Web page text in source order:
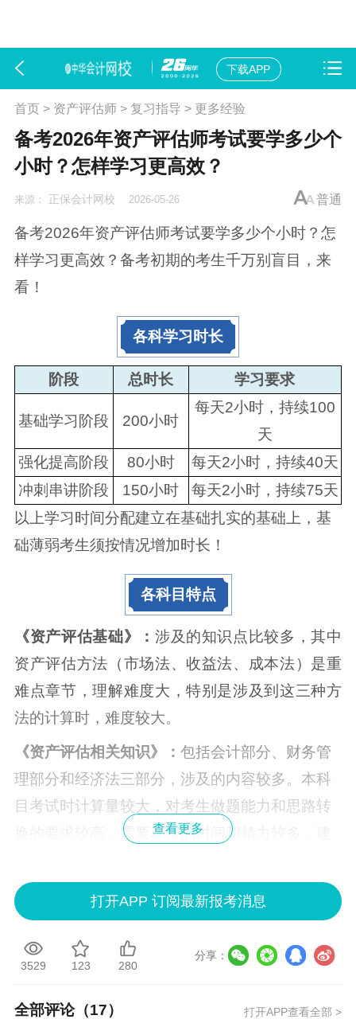
下载APP
首页> 资产评估师> 复习指导 > 更多经验
备考2026年资产评估师考试要学多少个
小时？怎样学习更高效？
来源： 正保会计网校 2026-05-26 普通
备考2026年资产评估师考试要学多少个小时？怎
样学习更高效？备考初期的考生千万别盲目，来
看！
各科学习时长
阶段 总时长 学习要求
基础学习阶段 200小时
每天2小时，持续100
天
强化提高阶段
80小时
每天2小时，持续40天
冲刺串讲阶段
150小时
每天2小时，持续75天
以上学习时间分配建立在基础扎实的基础上，基
础薄弱考生须按情况增加时长！
各科目特点
《资产评估基础》： 涉及的知识点比较多，其中
资产评估方法（市场法、收益法、成本法）是重
难点章节，理解难度大，特别是涉及到这三种方
法的计算时，难度较大。
《资产评估相关知识》： 包括会计部分、财务管
理部分和经济法三部分，涉及的内容较多。本科
目考试时计算量较大，对考生做题能力和思路转
换的要求较高，需要花费的时间和精力较多，建
《资产评估实务（一）》：内容较多，计算量较
大。本科目考试时计算量较大，对考生做题能力
和思路转换的要求较高，需要花费的时间和精力
较多，建议尽早备考。
《资产评估实务（二）》：
该科目包括两部分涉
查看更多
打开APP 订阅最新报考消息
3529 123 280
分享：
全部评论（17） 打开APP查看全部 >